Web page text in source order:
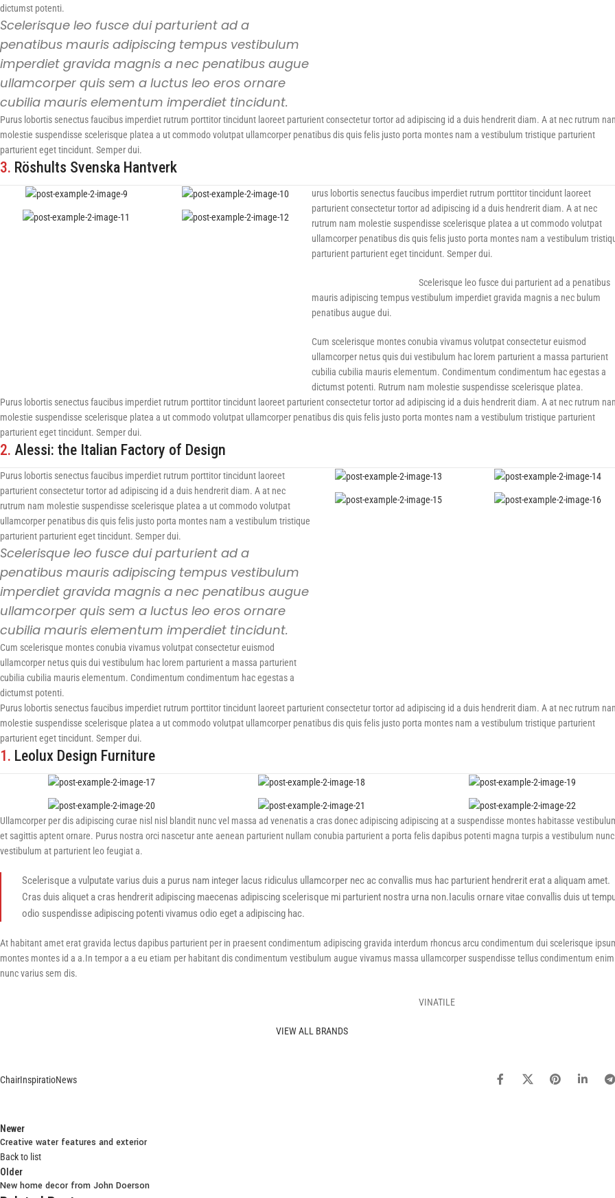
dictumst potenti.
Scelerisque leo fusce dui parturient ad a
penatibus mauris adipiscing tempus vestibulum
imperdiet gravida magnis a nec penatibus augue
ullamcorper quis sem a luctus leo eros ornare
cubilia mauris elementum imperdiet tincidunt.
Purus lobortis senectus faucibus imperdiet rutrum porttitor tincidunt laoreet parturient consectetur tortor ad adipiscing id a duis hendrerit diam. A at nec rutrum
molestie suspendisse scelerisque platea a ut commodo volutpat ullamcorper penatibus dis quis felis justo porta montes nam a vestibulum tristique parturient
parturient eget tincidunt. Semper dui.
3. Röshults Svenska Hantverk
urus lobortis senectus faucibus imperdiet rutrum porttitor tincidunt laoreet
parturient consectetur tortor ad adipiscing id a duis hendrerit diam. A at nec
rutrum nam molestie suspendisse scelerisque platea a ut commodo volutpat
ullamcorper penatibus dis quis felis justo porta montes nam a vestibulum
parturient parturient eget tincidunt. Semper dui.
Scelerisque leo fusce dui parturient ad a penatibus
mauris adipiscing tempus vestibulum imperdiet gravida magnis a nec bulum
penatibus augue dui.
Cum scelerisque montes conubia vivamus volutpat consectetur euismod
ullamcorper netus quis dui vestibulum hac lorem parturient a massa parturient
cubilia cubilia mauris elementum. Condimentum condimentum hac egestas a
dictumst potenti. Rutrum nam molestie suspendisse scelerisque platea.
Purus lobortis senectus faucibus imperdiet rutrum porttitor tincidunt laoreet parturient consectetur tortor ad adipiscing id a duis hendrerit diam. A at nec rutrum
molestie suspendisse scelerisque platea a ut commodo volutpat ullamcorper penatibus dis quis felis justo porta montes nam a vestibulum tristique parturient
parturient eget tincidunt. Semper dui.
2. Alessi: the Italian Factory of Design
Purus lobortis senectus faucibus imperdiet rutrum porttitor tincidunt laoreet
parturient consectetur tortor ad adipiscing id a duis hendrerit diam. A at nec
rutrum nam molestie suspendisse scelerisque platea a ut commodo volutpat
ullamcorper penatibus dis quis felis justo porta montes nam a vestibulum tristique
parturient parturient eget tincidunt. Semper dui.
Scelerisque leo fusce dui parturient ad a
penatibus mauris adipiscing tempus vestibulum
imperdiet gravida magnis a nec penatibus augue
ullamcorper quis sem a luctus leo eros ornare
cubilia mauris elementum imperdiet tincidunt.
Cum scelerisque montes conubia vivamus volutpat consectetur euismod
ullamcorper netus quis dui vestibulum hac lorem parturient a massa parturient
cubilia cubilia mauris elementum. Condimentum condimentum hac egestas a
dictumst potenti.
Purus lobortis senectus faucibus imperdiet rutrum porttitor tincidunt laoreet parturient consectetur tortor ad adipiscing id a duis hendrerit diam. A at nec rutrum
molestie suspendisse scelerisque platea a ut commodo volutpat ullamcorper penatibus dis quis felis justo porta montes nam a vestibulum tristique parturient
parturient eget tincidunt. Semper dui.
1. Leolux Design Furniture
Ullamcorper per dis adipiscing curae nisl nisl blandit nunc vel massa ad venenatis a cras donec adipiscing adipiscing at a suspendisse montes habitasse
et sagittis aptent ornare. Purus nostra orci nascetur ante aenean parturient nullam conubia parturient a porta felis dapibus potenti magna turpis a vestibulum
vestibulum at parturient leo feugiat a.
Scelerisque a vulputate varius duis a purus nam integer lacus ridiculus ullamcorper nec ac convallis mus hac parturient hendrerit erat a aliquam amet.
Cras duis aliquet a cras hendrerit adipiscing maecenas adipiscing scelerisque mi parturient nostra urna non.Iaculis ornare vitae convallis duis ut
odio suspendisse adipiscing potenti vivamus odio eget a adipiscing hac.
At habitant amet erat gravida lectus dapibus parturient per in praesent condimentum adipiscing gravida interdum rhoncus arcu condimentum dui scelerisque
montes montes id a a.In tempor a a eu etiam per habitant dis condimentum vestibulum augue vivamus massa ullamcorper suspendisse tellus condimentum enim
nunc varius sem dis.
VINATILE
VIEW ALL BRANDS
ChairInspiratioNews
Newer
Creative water features and exterior
Back to list
Older
New home decor from John Doerson